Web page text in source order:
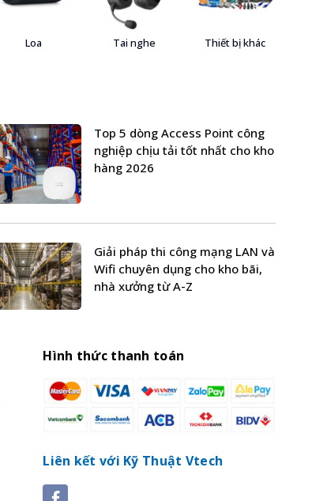
Loa Tai nghe Thiết bị khác
Top 5 dòng Access Point công
nghiệp chịu tải tốt nhất cho kho
hàng 2026
Giải pháp thi công mạng LAN và
Wifi chuyên dụng cho kho bãi,
nhà xưởng từ A-Z
Hình thức thanh toán
Liên kết với Kỹ Thuật Vtech